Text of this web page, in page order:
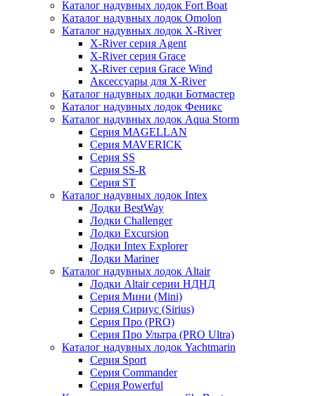
Каталог надувных лодок Fort Boat
Каталог надувных лодок Omolon
Каталог надувных лодок X-River
X-River серия Agent
X-River серия Grace
X-River серия Grace Wind
Аксессуары для X-River
Каталог надувных лодки Ботмастер
Каталог надувных лодок Феникc
Каталог надувных лодок Aqua Storm
Серия MAGELLAN
Серия MAVERICK
Серия SS
Серия SS-R
Серия ST
Каталог надувных лодок Intex
Лодки BestWay
Лодки Challenger
Лодки Excursion
Лодки Intex Explorer
Лодки Mariner
Каталог надувных лодок Altair
Лодки Altair серии НДНД
Серия Мини (Mini)
Серия Сириус (Sirius)
Серия Про (PRO)
Серия Про Ультра (PRO Ultra)
Каталог надувных лодок Yachtmarin
Серия Sport
Серия Commander
Серия Powerful